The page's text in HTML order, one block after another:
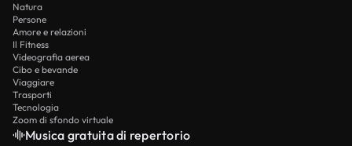
Natura
Persone
Amore e relazioni
Il Fitness
Videografia aerea
Cibo e bevande
Viaggiare
Trasporti
Tecnologia
Zoom di sfondo virtuale
Musica gratuita di repertorio